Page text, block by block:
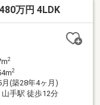
万円 4LDK
2
2
月(築28年4ヶ月)
山手駅 徒歩12分